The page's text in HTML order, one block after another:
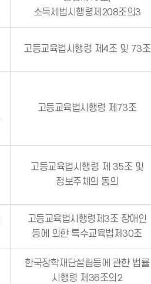
소득세법시행령제208조의3
고등교육법시행령 제4조 및 73조
고등교육법시행령 제73조
고등교육법시행령 제 35조 및
정보주체의 동의
고등교육법시행령제3조 장애인
등에 의한 특수교육법제30조
한국장학재단설립등에 관한 법률
시행령 제36조의2